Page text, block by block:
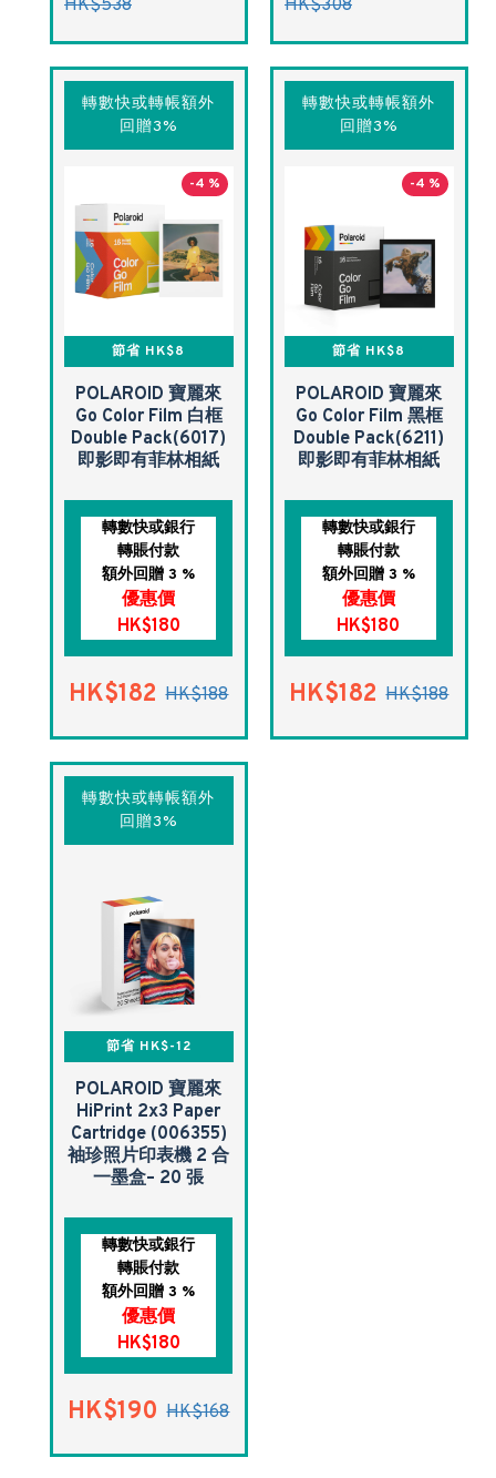
HK$538 HK$308
轉數快或轉帳額外
回贈3%
-4 %
節省 HK$8
POLAROID 寶麗來
Go Color Film 白框
Double Pack(6017)
即影即有菲林相紙
轉數快或銀行
轉賬付款
額外回贈 3 %
優惠價
HK$180
HK$182 HK$188
轉數快或轉帳額外
回贈3%
-4 %
節省 HK$8
POLAROID 寶麗來
Go Color Film 黑框
Double Pack(6211)
即影即有菲林相紙
轉數快或銀行
轉賬付款
額外回贈 3 %
優惠價
HK$180
HK$182 HK$188
轉數快或轉帳額外
回贈3%
節省 HK$-12
POLAROID 寶麗來
Hi·Print 2x3 Paper
Cartridge (006355)
袖珍照片印表機 2 合
一墨盒– 20 張
轉數快或銀行
轉賬付款
額外回贈 3 %
優惠價
HK$180
HK$190 HK$168